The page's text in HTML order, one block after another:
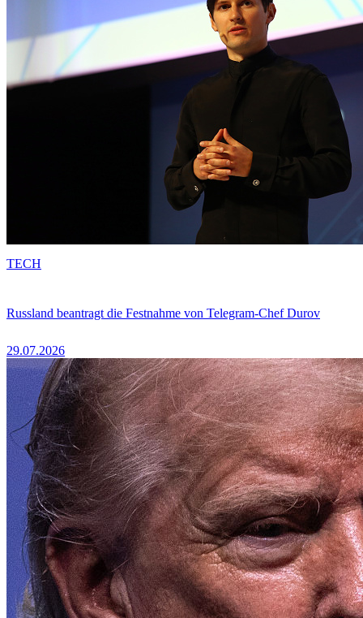
Russland beantragt die Festnahme von Telegram-Chef Durov
29.07.2026
TECH